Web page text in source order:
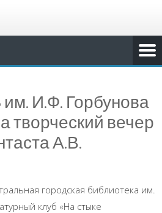
И.Ф. Горбунова
творческий вечер
А.В.
городская библиотека им.
клуб «На стыке